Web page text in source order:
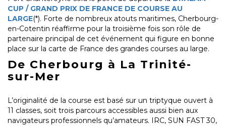
CUP / GRAND PRIX DE FRANCE DE COURSE AU
LARGE(*). Forte de nombreux atouts maritimes, Cherbourg-
en-Cotentin réaffirme pour la troisième fois son rôle de
partenaire principal de cet événement qui figure en bonne
place sur la carte de France des grandes courses au large.
De Cherbourg à La Trinité-
sur-Mer
L’originalité de la course est basé sur un triptyque ouvert à
11 classes, soit trois parcours accessibles aussi bien aux
navigateurs professionnels qu’amateurs. IRC, SUN FAST 30,